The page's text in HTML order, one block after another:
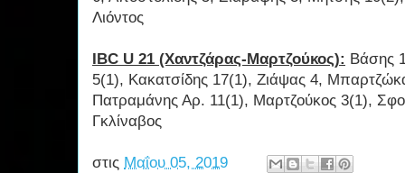
Λιόντος
IBC U 21 (Χαντζάρας-Μαρτζούκος): Βάσης
5(1), Κακατσίδης 17(1), Ζιάψας 4,
Πατραμάνης Αρ. 11(1), Μαρτζούκος 3(1),
Γκλίναβος
στις Μαΐου 05, 2019